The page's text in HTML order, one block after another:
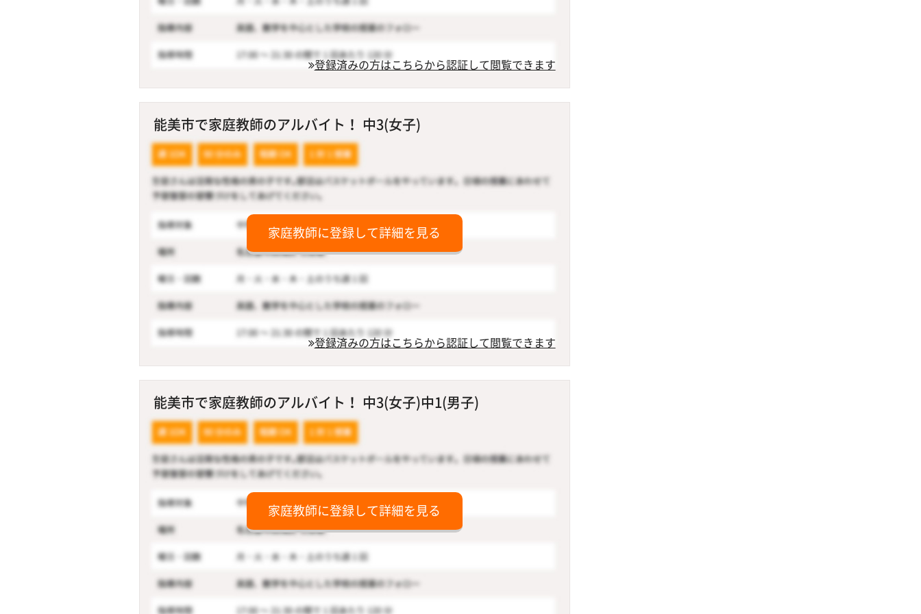
登録済みの方はこちらから認証して閲覧できます
能美市で家庭教師のアルバイト！ 中3(女子)
家庭教師に登録して詳細を見る
登録済みの方はこちらから認証して閲覧できます
能美市で家庭教師のアルバイト！ 中3(女子)中1(男子)
家庭教師に登録して詳細を見る